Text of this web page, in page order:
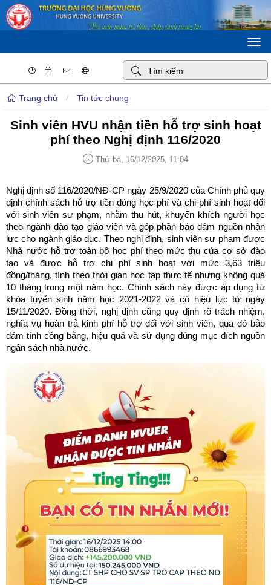
Trang chủ / Tin tức chung
Sinh viên HVU nhận tiền hỗ trợ sinh hoạt
phí theo Nghị định 116/2020
Thứ ba, 16/12/2025, 11:04
Nghị định số 116/2020/NĐ-CP ngày 25/9/2020 của Chính phủ quy
định chính sách hỗ trợ tiền đóng học phí và chi phí sinh hoạt đối
với sinh viên sư phạm, nhằm thu hút, khuyến khích người học
theo ngành đào tạo giáo viên và góp phần bảo đảm nguồn nhân
lực cho ngành giáo dục. Theo nghị định, sinh viên sư phạm được
Nhà nước hỗ trợ toàn bộ học phí theo mức thu của cơ sở đào
tạo và được hỗ trợ chi phí sinh hoạt với mức 3,63 triệu
đồng/tháng, tính theo thời gian học tập thực tế nhưng không quá
10 tháng trong một năm học. Chính sách này được áp dụng từ
khóa tuyển sinh năm học 2021-2022 và có hiệu lực từ ngày
15/11/2020. Đồng thời, nghị định cũng quy định rõ trách nhiệm,
nghĩa vụ hoàn trả kinh phí hỗ trợ đối với sinh viên, qua đó bảo
đảm tính công bằng, hiệu quả và sử dụng đúng mục đích nguồn
ngân sách nhà nước.